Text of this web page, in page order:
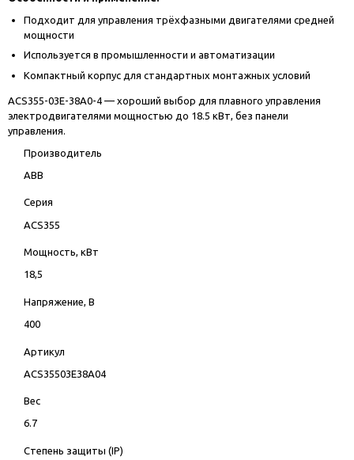
Подходит для управления трёхфазными двигателями средней
мощности
Используется в промышленности и автоматизации
Компактный корпус для стандартных монтажных условий
ACS355-03E-38A0-4 — хороший выбор для плавного управления
электродвигателями мощностью до 18.5 кВт, без панели
управления.
Производитель
ABB
Серия
ACS355
Мощность, кВт
18,5
Напряжение, В
400
Артикул
ACS35503E38A04
Вес
6.7
Степень защиты (IP)